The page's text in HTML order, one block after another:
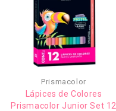
Prismacolor
Lápices de Colores
Prismacolor Junior Set 12